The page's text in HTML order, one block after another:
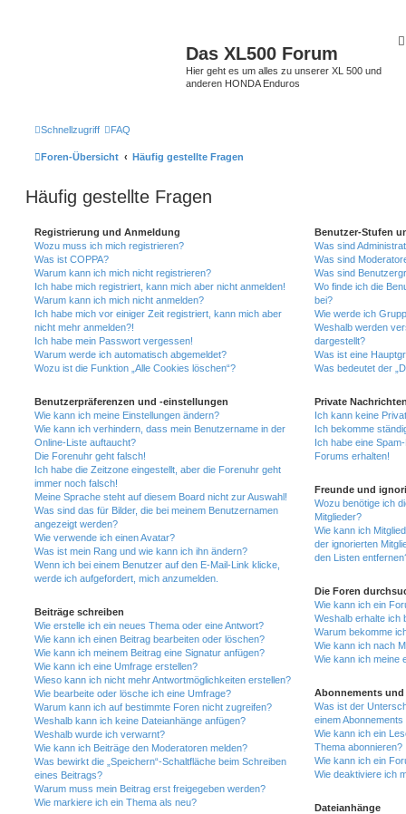
Das XL500 Forum
Hier geht es um alles zu unserer XL 500 und
anderen HONDA Enduros
Schnellzugriff FAQ
Foren-Übersicht Häufig gestellte Fragen
Häufig gestellte Fragen
Registrierung und Anmeldung
Wozu muss ich mich registrieren?
Was ist COPPA?
Warum kann ich mich nicht registrieren?
Ich habe mich registriert, kann mich aber nicht anmelden!
Warum kann ich mich nicht anmelden?
Ich habe mich vor einiger Zeit registriert, kann mich aber
nicht mehr anmelden?!
Ich habe mein Passwort vergessen!
Warum werde ich automatisch abgemeldet?
Wozu ist die Funktion „Alle Cookies löschen“?
Benutzerpräferenzen und -einstellungen
Wie kann ich meine Einstellungen ändern?
Wie kann ich verhindern, dass mein Benutzername in der
Online-Liste auftaucht?
Die Forenuhr geht falsch!
Ich habe die Zeitzone eingestellt, aber die Forenuhr geht
immer noch falsch!
Meine Sprache steht auf diesem Board nicht zur Auswahl!
Was sind das für Bilder, die bei meinem Benutzernamen
angezeigt werden?
Wie verwende ich einen Avatar?
Was ist mein Rang und wie kann ich ihn ändern?
Wenn ich bei einem Benutzer auf den E-Mail-Link klicke,
werde ich aufgefordert, mich anzumelden.
Beiträge schreiben
Wie erstelle ich ein neues Thema oder eine Antwort?
Wie kann ich einen Beitrag bearbeiten oder löschen?
Wie kann ich meinem Beitrag eine Signatur anfügen?
Wie kann ich eine Umfrage erstellen?
Wieso kann ich nicht mehr Antwortmöglichkeiten erstellen?
Wie bearbeite oder lösche ich eine Umfrage?
Warum kann ich auf bestimmte Foren nicht zugreifen?
Weshalb kann ich keine Dateianhänge anfügen?
Weshalb wurde ich verwarnt?
Wie kann ich Beiträge den Moderatoren melden?
Was bewirkt die „Speichern“-Schaltfläche beim Schreiben
eines Beitrags?
Warum muss mein Beitrag erst freigegeben werden?
Wie markiere ich ein Thema als neu?
Benutzer-Stufen
Was sind
Was sind
Was sind
Wo finde ich die
bei?
Wie werde ich
Weshalb werden
dargestellt?
Was ist eine
Was bedeutet der
Private
Ich kann keine
Ich bekomme
Ich habe eine
Forums erhalten!
Freunde und
Wozu benötige ich
Mitglieder?
Wie kann ich
der ignorierten
den Listen
Die Foren
Wie kann ich ein
Weshalb erhalte ich
Warum bekomme
Wie kann ich nach
Wie kann ich meine
Abonnements und
Was ist der
einem
Wie kann ich ein
Thema abonnieren?
Wie kann ich ein
Wie deaktiviere ich
Dateianhänge